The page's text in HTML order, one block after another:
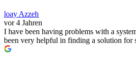
loay Azzeh
vor 4 Jahren
I have been having problems with a
been very helpful in finding a solution for